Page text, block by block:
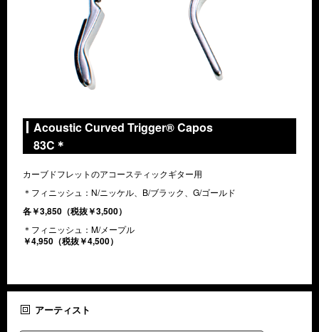
Acoustic Curved Trigger® Capos
83C＊
カーブドフレットのアコースティックギター用
＊フィニッシュ：N/ニッケル、B/ブラック、G/ゴールド
各￥3,850（税抜￥3,500）
＊フィニッシュ：M/メープル
￥4,950（税抜￥4,500）
アーティスト